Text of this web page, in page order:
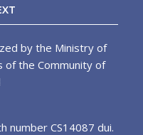
by the Ministry of
of the Community of
number CS14087 dui.